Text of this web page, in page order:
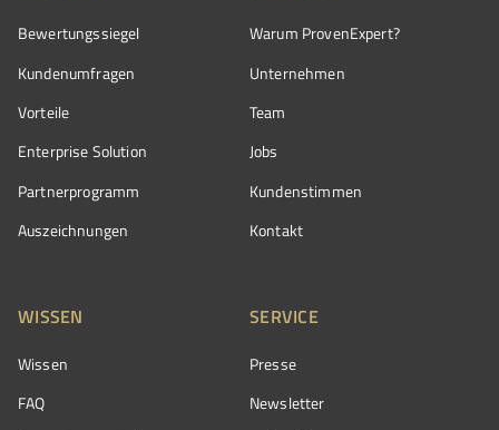
Bewertungssiegel
Kundenumfragen
Vorteile
Enterprise Solution
Partnerprogramm
Auszeichnungen
Warum ProvenExpert?
Unternehmen
Team
Jobs
Kundenstimmen
Kontakt
WISSEN
Wissen
FAQ
SERVICE
Presse
Newsletter